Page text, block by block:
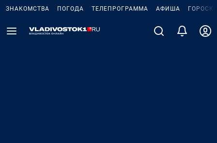
ЗНАКОМСТВА ПОГОДА ТЕЛЕПРОГРАММА АФИША